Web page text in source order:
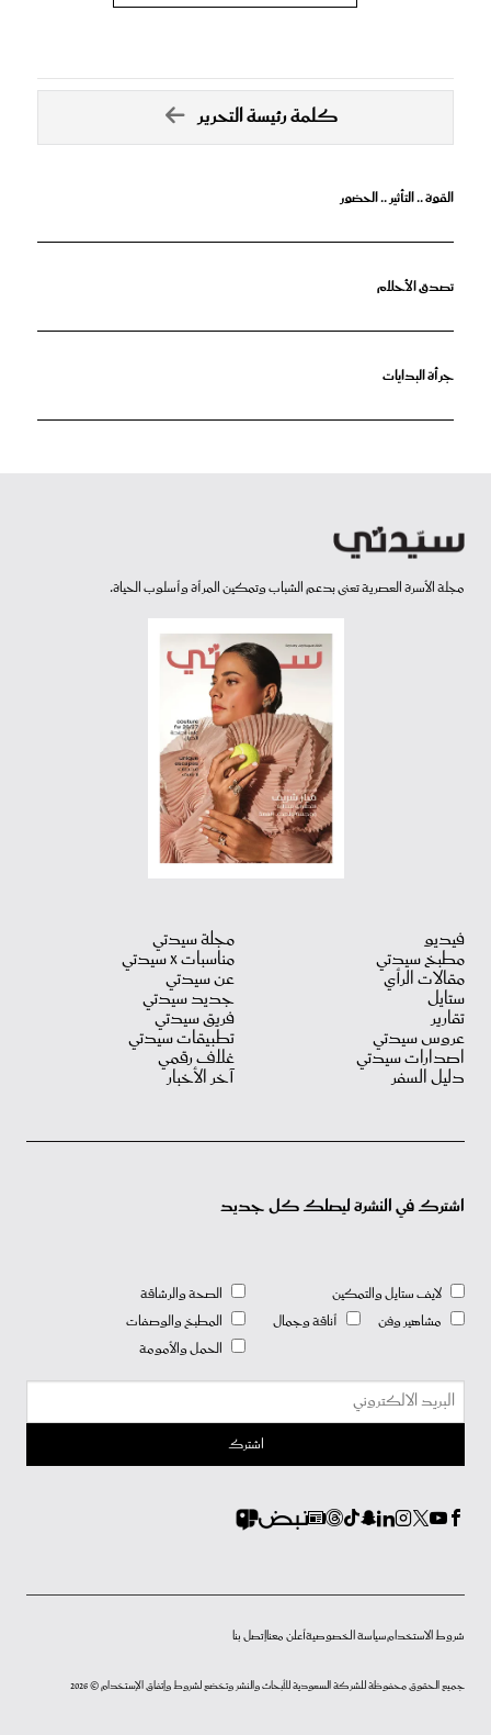
كلمة رئيسة التحرير
القوة .. التأثير .. الحضور
تصدق الأحلام
جرأة البدايات
مجلة الأسرة العصرية تعنى بدعم الشباب وتمكين المرأة وأسلوب الحياة.
فيديو
مطبخ سيدتي
مقالات الرأي
ستايل
تقارير
عروس سيدتي
اصدارات سيدتي
دليل السفر
مجلة سيدتي
مناسبات X سيدتي
عن سيدتي
جديد سيدتي
فريق سيدتي
تطبيقات سيدتي
غلاف رقمي
آخر الأخبار
اشترك في النشرة ليصلك كل جديد
لايف ستايل والتمكين
مشاهير وفن
أناقة وجمال
الصحة والرشاقة
المطبخ والوصفات
الحمل والأمومة
شروط الاستخدامسياسة الخصوصيةأعلن معناإتصل بنا
جميع الحقوق محفوظة للشركة السعودية للأبحاث والنشر وتخضع لشروط وإتفاق الإستخدام © 2026